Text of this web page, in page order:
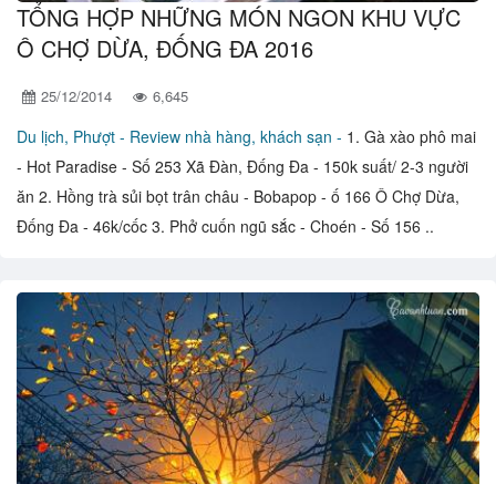
TỔNG HỢP NHỮNG MÓN NGON KHU VỰC
Ô CHỢ DỪA, ĐỐNG ĐA 2016
25/12/2014 6,645
Du lịch, Phượt - Review nhà hàng, khách sạn - 1. Gà xào phô mai
- Hot Paradise - Số 253 Xã Đàn, Đống Đa - 150k suất/ 2-3 người
ăn 2. Hồng trà sủi bọt trân châu - Bobapop - ố 166 Ô Chợ Dừa,
Đống Đa - 46k/cốc 3. Phở cuốn ngũ sắc - Choén - Số 156 ..